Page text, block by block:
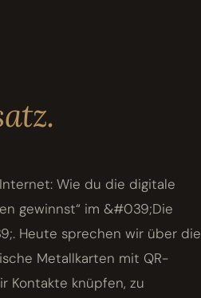
Wie du die digitale
gewinnst“ im &#039;Die
Heute sprechen wir über die
Metallkarten mit QR-
Kontakte knüpfen, zu